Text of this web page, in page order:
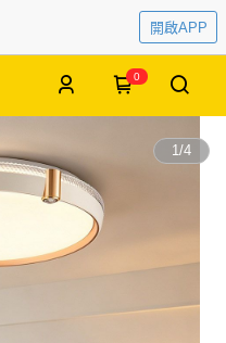
開啟APP
0
1/4